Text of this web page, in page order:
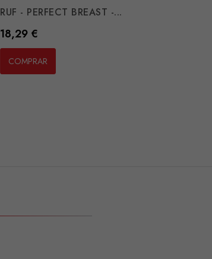
RUF - PERFECT BREAST -...
Preço
18,29 €
COMPRAR